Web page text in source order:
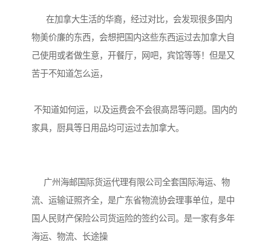
物美价廉的东西，会想把国内这些东西运过去加拿大自
己使用或者做生意，开餐厅，网吧，宾馆等等！但是又
苦于不知道怎么运，
家具，厨具等日用品均可运过去加拿大。
流、运输证照齐全，是广东省物流协会理事单位，是中
国人民财产保险公司货运险的签约公司。是一家有多年
海运、物流、长途操